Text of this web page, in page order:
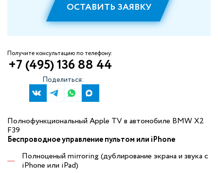
ОСТАВИТЬ ЗАЯВКУ
Получите консультацию по телефону:
+7 (495) 136 88 44
Поделиться:
Полнофункциональный Apple TV в автомобиле BMW X2
F39
Беспроводное управление пультом или iPhone
Полноценый mirroring (дублирование экрана и звука с
iPhone или iPad)